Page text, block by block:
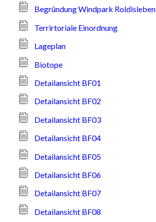
Begründung Windpark Roldisleben
Terrirtoriale Einordnung
Lageplan
Biotope
Detailansicht BF01
Detailansicht BF02
Detailansicht BF03
Detailansicht BF04
Detailansicht BF05
Detailansicht BF06
Detailansicht BF07
Detailansicht BF08